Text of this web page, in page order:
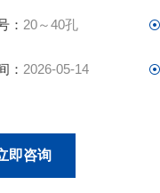
： 20～40孔
： 2026-05-14
即咨询